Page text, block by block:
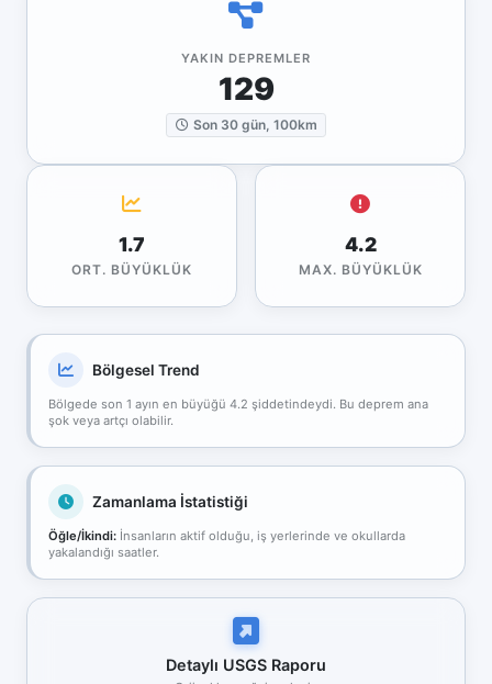
YAKIN DEPREMLER
129
Son 30 gün, 100km
1.7
ORT. BÜYÜKLÜK
4.2
MAX. BÜYÜKLÜK
Bölgesel Trend
Bölgede son 1 ayın en büyüğü 4.2 şiddetindeydi. Bu deprem ana
şok veya artçı olabilir.
Zamanlama İstatistiği
Öğle/İkindi: İnsanların aktif olduğu, iş yerlerinde ve okullarda
yakalandığı saatler.
Detaylı USGS Raporu